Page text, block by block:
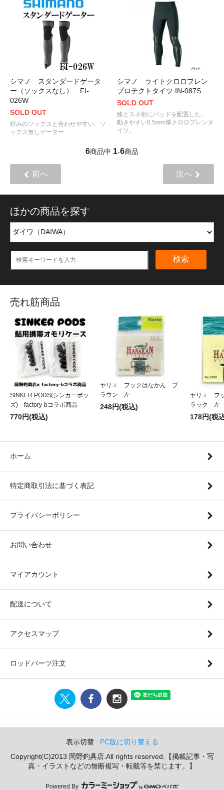
シマノ スタンダードゲータ
ー（ソックスなし） FI-
026W
SOLD OUT
好みのソックスと合わせやすい、ソ
ックス無しゲーター
シマノ ライトクロロプレン
プロテクトタイツ IN-087S
SOLD OUT
膝とスネ部にパッドを配置した、
動きやすい0.5mm厚クロロプレンタ
イツ。
6商品中 1-6商品
前へ 次へ
ほかの商品を探す
検索
売れ筋商品
SINKER PODS(シンカーポッ
ズ) factory-bコラボ商品
770円(税込)
ヤリエ フックはなかん ブ
ラウン 左
248円(税込)
ヤリエ フ
ラック 左
178円(税
ホーム
特定商取引法に基づく表記
プライバシーポリシー
お問い合わせ
マイアカウント
配送について
アクセスマップ
ロッドパーツ注文
表示切替 : PC版に切り替える
Copyright(C)2013 岡野釣具店.All rights reserved.【掲載記事・写
真・イラストなどの無断複写・転載等を禁じます。】
Powered By